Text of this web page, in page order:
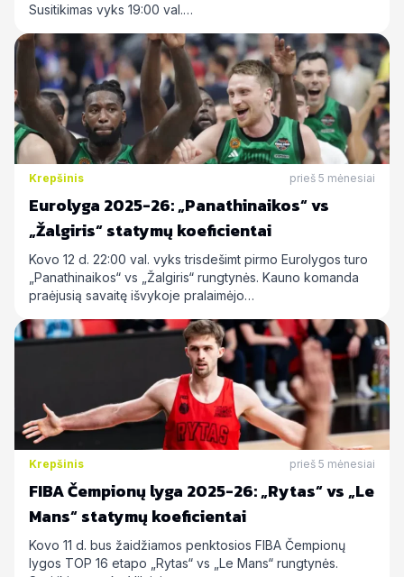
Susitikimas vyks 19:00 val.…
Krepšinis prieš 5 mėnesiai
Eurolyga 2025-26: „Panathinaikos“ vs
„Žalgiris“ statymų koeficientai
Kovo 12 d. 22:00 val. vyks trisdešimt pirmo Eurolygos turo
„Panathinaikos“ vs „Žalgiris“ rungtynės. Kauno komanda
praėjusią savaitę išvykoje pralaimėjo…
Krepšinis prieš 5 mėnesiai
FIBA Čempionų lyga 2025-26: „Rytas“ vs „Le
Mans“ statymų koeficientai
Kovo 11 d. bus žaidžiamos penktosios FIBA Čempionų
lygos TOP 16 etapo „Rytas“ vs „Le Mans“ rungtynės.